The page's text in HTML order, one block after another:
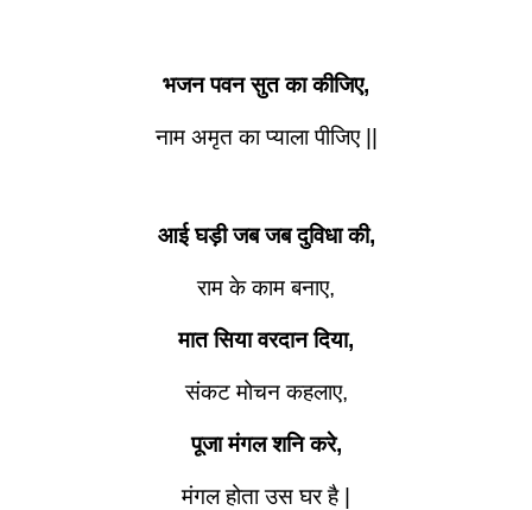
भजन पवन सुत का कीजिए,
नाम अमृत का प्याला पीजिए ||
आई घड़ी जब जब दुविधा की,
राम के काम बनाए,
मात सिया वरदान दिया,
संकट मोचन कहलाए,
पूजा मंगल शनि करे,
मंगल होता उस घर है |